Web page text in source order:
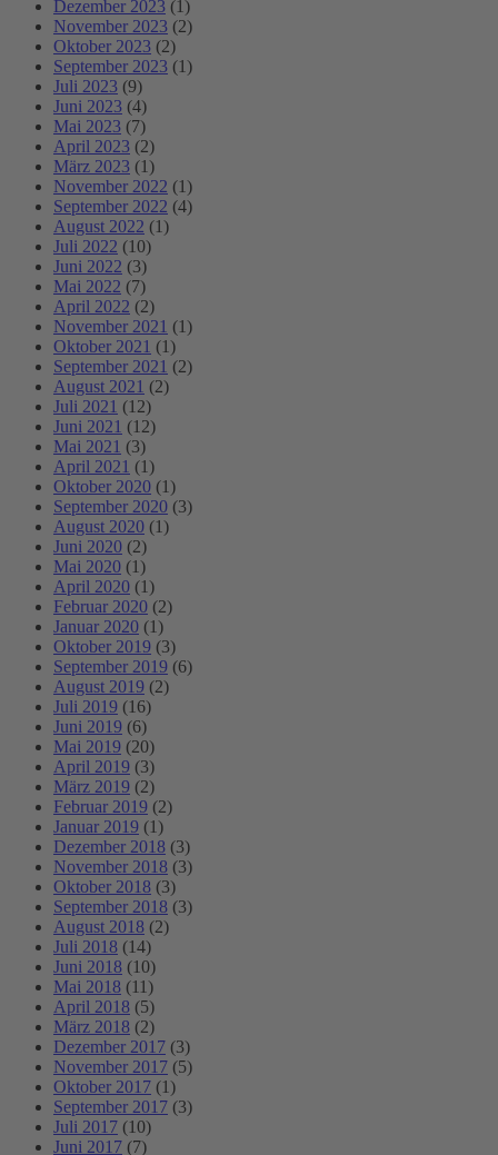
Dezember 2023 (1)
November 2023 (2)
Oktober 2023 (2)
September 2023 (1)
Juli 2023 (9)
Juni 2023 (4)
Mai 2023 (7)
April 2023 (2)
März 2023 (1)
November 2022 (1)
September 2022 (4)
August 2022 (1)
Juli 2022 (10)
Juni 2022 (3)
Mai 2022 (7)
April 2022 (2)
November 2021 (1)
Oktober 2021 (1)
September 2021 (2)
August 2021 (2)
Juli 2021 (12)
Juni 2021 (12)
Mai 2021 (3)
April 2021 (1)
Oktober 2020 (1)
September 2020 (3)
August 2020 (1)
Juni 2020 (2)
Mai 2020 (1)
April 2020 (1)
Februar 2020 (2)
Januar 2020 (1)
Oktober 2019 (3)
September 2019 (6)
August 2019 (2)
Juli 2019 (16)
Juni 2019 (6)
Mai 2019 (20)
April 2019 (3)
März 2019 (2)
Februar 2019 (2)
Januar 2019 (1)
Dezember 2018 (3)
November 2018 (3)
Oktober 2018 (3)
September 2018 (3)
August 2018 (2)
Juli 2018 (14)
Juni 2018 (10)
Mai 2018 (11)
April 2018 (5)
März 2018 (2)
Dezember 2017 (3)
November 2017 (5)
Oktober 2017 (1)
September 2017 (3)
Juli 2017 (10)
Juni 2017 (7)